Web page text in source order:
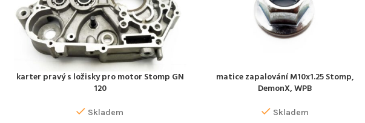
PŘIDAT DO KOŠÍKU
karter pravý s ložisky pro motor Stomp GN
120
Skladem
PŘIDAT DO KOŠÍKU
matice zapalování M10x1.25 Stomp,
DemonX, WPB
Skladem